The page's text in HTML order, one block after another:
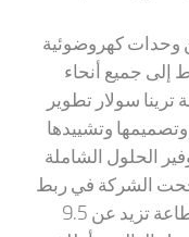
كهروضوئية
تعادل 140 جيجاواط إلى جميع أنحاء
سولار تطوير
وتشييدها
الحلول الشاملة
الشركة في ربط
محطات توليد الطاقة الشمسية باستطاعة تزيد عن 9.5